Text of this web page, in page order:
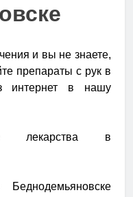
и вы не знаете,
препараты с рук в
интернет в нашу
лекарства в